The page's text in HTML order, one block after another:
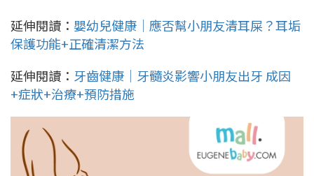
延伸閱讀： 嬰幼兒健康｜應否幫小朋友清耳屎？耳垢
保護功能+正確清潔方法
延伸閱讀： 牙齒健康｜牙髓炎影響小朋友出牙 成因
+症狀+治療+預防措施